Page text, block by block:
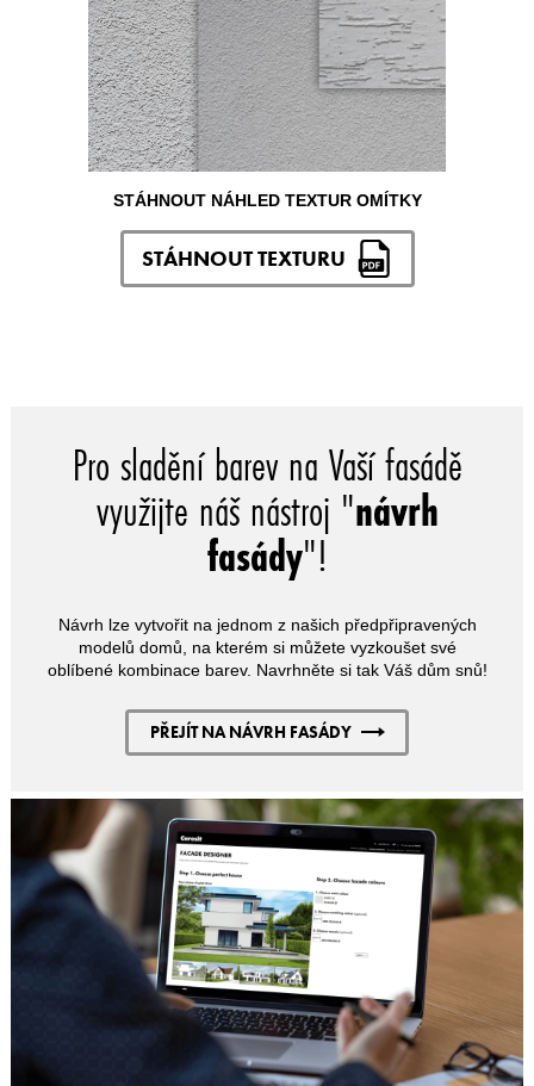
STÁHNOUT NÁHLED TEXTUR OMÍTKY
STÁHNOUT TEXTURU
Pro sladění barev na Vaší fasádě
využijte náš nástroj "návrh
fasády"!
Návrh lze vytvořit na jednom z našich předpřipravených
modelů domů, na kterém si můžete vyzkoušet své
oblíbené kombinace barev. Navrhněte si tak Váš dům snů!
PŘEJÍT NA NÁVRH FASÁDY